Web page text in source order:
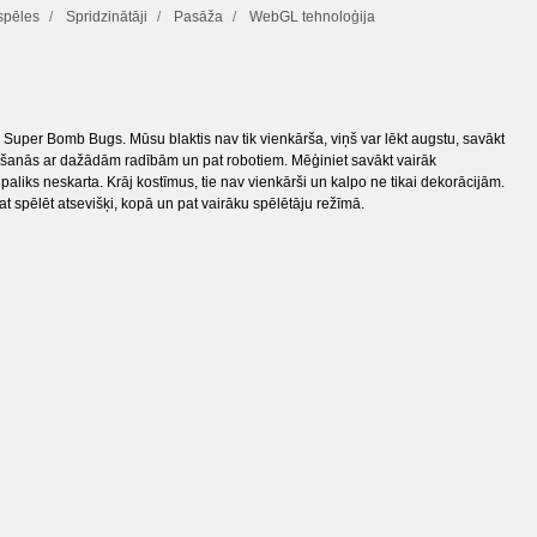
Spridzinātāji Pasāža WebGL tehnoloģija
Bomb Bugs. Mūsu blaktis nav tik vienkārša, viņš var lēkt augstu, savākt
ar dažādām radībām un pat robotiem. Mēģiniet savākt vairāk
neskarta. Krāj kostīmus, tie nav vienkārši un kalpo ne tikai dekorācijām.
spēlēt atsevišķi, kopā un pat vairāku spēlētāju režīmā.